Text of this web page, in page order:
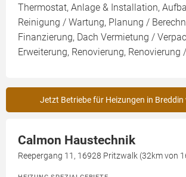
Thermostat, Anlage & Installation,
Reinigung / Wartung, Planung /
Finanzierung, Dach Vermietung /
Erweiterung, Renovierung, Renovierung
Jetzt Betriebe für Heizungen in Breddin
Calmon Haustechnik
Reepergang 11, 16928 Pritzwalk (32km von